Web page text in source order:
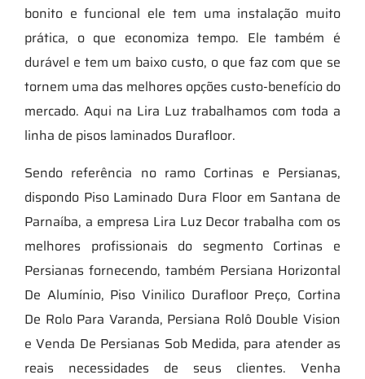
bonito e funcional ele tem uma instalação muito
prática, o que economiza tempo. Ele também é
durável e tem um baixo custo, o que faz com que se
tornem uma das melhores opções custo-benefício do
mercado. Aqui na Lira Luz trabalhamos com toda a
linha de pisos laminados Durafloor.
Sendo referência no ramo Cortinas e Persianas,
dispondo Piso Laminado Dura Floor em Santana de
Parnaíba, a empresa Lira Luz Decor trabalha com os
melhores profissionais do segmento Cortinas e
Persianas fornecendo, também Persiana Horizontal
De Alumínio, Piso Vinilico Durafloor Preço, Cortina
De Rolo Para Varanda, Persiana Rolô Double Vision
e Venda De Persianas Sob Medida, para atender as
reais necessidades de seus clientes. Venha